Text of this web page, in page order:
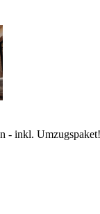
- inkl. Umzugspaket!